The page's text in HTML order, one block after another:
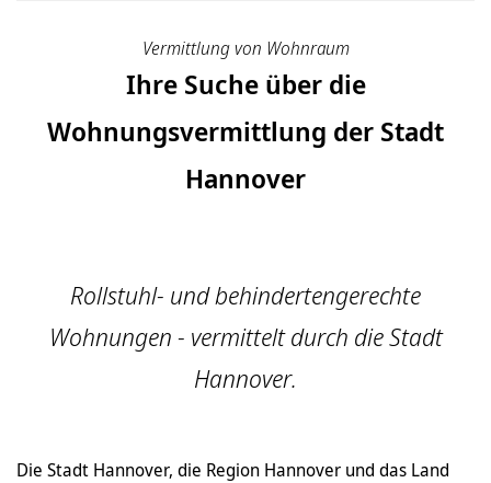
Vermittlung von Wohnraum
Ihre Suche über die
Wohnungsvermittlung der Stadt
Hannover
Rollstuhl- und behindertengerechte
Wohnungen - vermittelt durch die Stadt
Hannover.
Die Stadt Hannover, die Region Hannover und das Land